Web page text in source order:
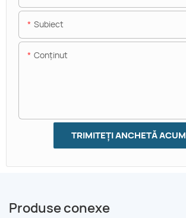
Subiect
Conţinut
TRIMITEȚI ANCHETĂ ACUM
Produse conexe